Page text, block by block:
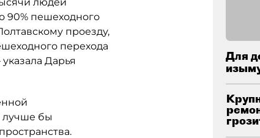
90% пешеходного
проезду,
перехода
Дарья
лучше бы
Для